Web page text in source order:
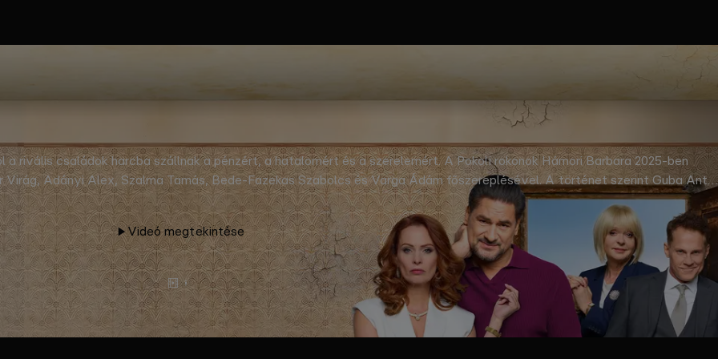
rivális családok harcba szállnak a pénzért, a hatalomért és a szerelemért. A Pokoli rokonok Hámori Barbara 2025-ben
Adányi Alex, Szalma Tamás, Bede-Fazekas Szabolcs és Varga Ádám főszereplésével. A történet szerint Guba Antal
család tagjai kénytelenek visszaköltözni az isten háta mögötti, unalmas községbe, Antal szülőfalujába. Pantallóson a
közepébe csöppennek, ami a polgármester, Aczél Tihamér és a helyi földbirtokos, Fejes István között robbant ki. © RTL
Videó megtekintése
Előzetes
Tovább
olvasok